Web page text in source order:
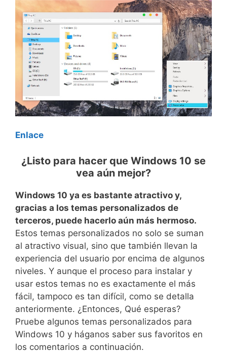
Enlace
¿Listo para hacer que Windows 10 se
vea aún mejor?
Windows 10 ya es bastante atractivo y,
gracias a los temas personalizados de
terceros, puede hacerlo aún más hermoso.
Estos temas personalizados no solo se suman
al atractivo visual, sino que también llevan la
experiencia del usuario por encima de algunos
niveles. Y aunque el proceso para instalar y
usar estos temas no es exactamente el más
fácil, tampoco es tan difícil, como se detalla
anteriormente. ¿Entonces, Qué esperas?
Pruebe algunos temas personalizados para
Windows 10 y háganos saber sus favoritos en
los comentarios a continuación.